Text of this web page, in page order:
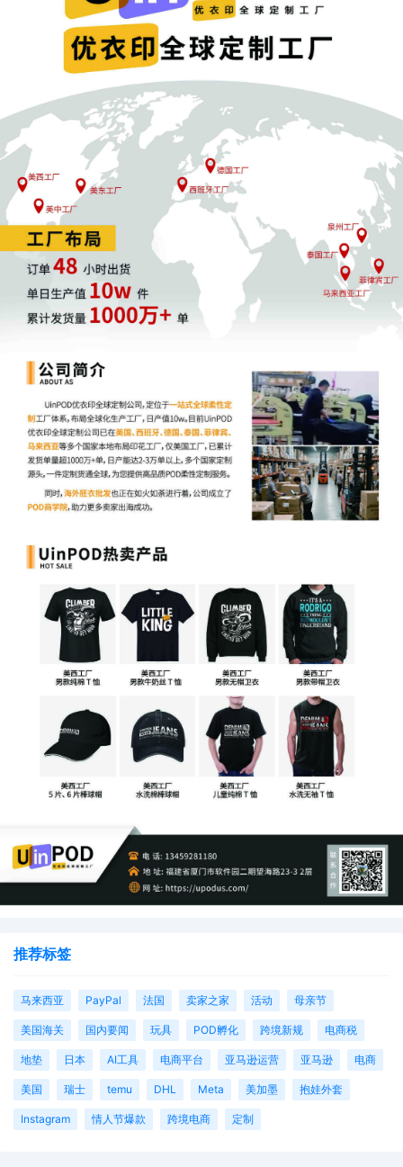
推荐标签
马来西亚 PayPal 法国 卖家之家 活动 母亲节
美国海关 国内要闻 玩具 POD孵化 跨境新规 电商税
地垫 日本 AI工具 电商平台 亚马逊运营 亚马逊 电商
美国 瑞士 temu DHL Meta 美加墨 抱娃外套
Instagram 情人节爆款 跨境电商 定制